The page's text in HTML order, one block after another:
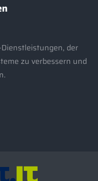
der
zu verbessern und